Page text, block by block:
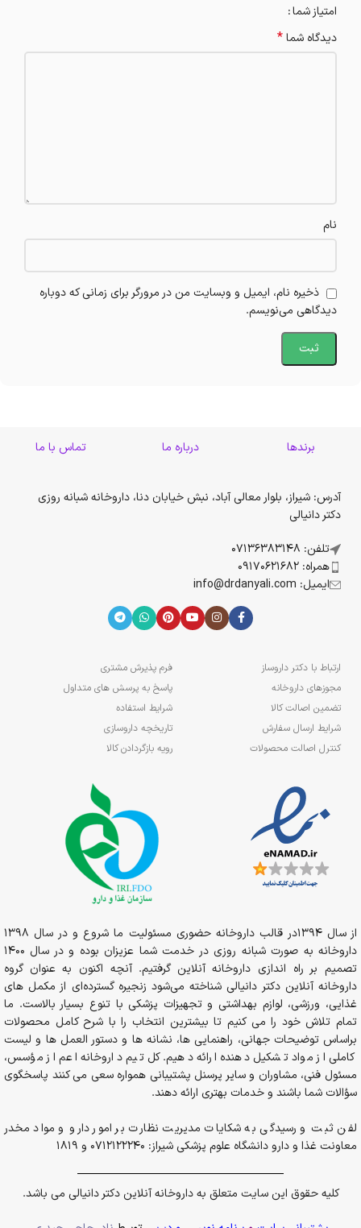
امتیاز شما
دیدگاه شما*
نام
ذخیره نام، ایمیل و وبسایت من در مرورگر برای زمانی که دوباره
دیدگاهی می‌نویسم.
برندها درباره ما تماس با ما
آدرس: شیراز، بلوار معالی آباد، نبش خیابان دنا، داروخانه شبانه روزی
دکتر دانیالی
تلفن: 07136383148
همراه: 09170621682
ایمیل: info@drdanyali.com
ارتباط با دکتر داروساز
مجوزهای داروخانه
تضمین اصالت کالا
شرایط ارسال سفارش
کنترل اصالت محصولات
فرم پذیرش مشتری
پاسخ به پرسش های متداول
شرایط استفاده
تاریخچه داروسازی
رویه بازگردادن کالا
از سال 1394در قالب داروخانه حضوری مسئولیت ما شروع و در سال 1398
داروخانه به صورت شبانه روزی در خدمت شما عزیزان بوده و در سال 1400
تصمیم بر راه اندازی داروخانه آنلاین گرفتیم. آنچه اکنون به عنوان گروه
داروخانه آنلاین دکتر دانیالی شناخته می‌شود زنجیره گسترده‌ای از مکمل های
غذایی، ورزشی، لوازم بهداشتی و تجهیزات پزشکی با تنوع بسیار بالاست. ما
تمام تلاش خود را می کنیم تا بیشترین انتخاب را با شرح کامل محصولات
براساس توضیحات جهانی، راهنمایی ها، نشانه ها و دستور العمل ها و لیست
کاملی از مواد تشکیل دهنده ارائه دهیم. کل تیم داروخانه اعم از مؤسس،
مسئول فنی، مشاوران و سایر پرسنل پشتیبانی همواره سعی می کنند پاسخگوی
سؤالات شما باشند و خدمات بهتری ارائه دهند.
لفن ثبت و رسیدگی به شکایات مدیریت نظارت بر امور دارو و مواد مخدر
معاونت غذا و دارو دانشگاه علوم پزشکی شیراز: 0712122240 و 1819
کلیه حقوق این سایت متعلق به داروخانه آنلاین دکتر دانیالی می باشد.